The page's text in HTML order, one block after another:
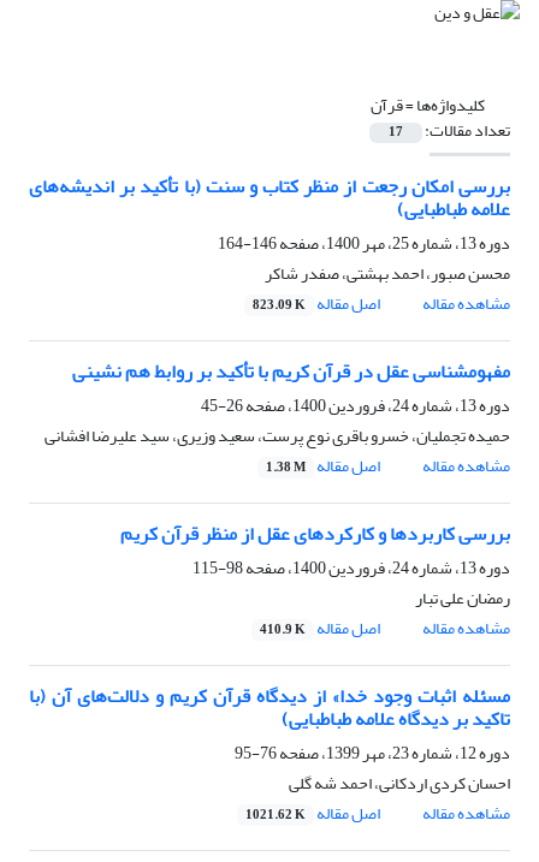
کلیدواژه‌ها =قرآن
تعداد مقالات: 17
بررسی امکان رجعت از منظر کتاب و سنت (با تأکید بر اندیشه‌های
علامه طباطبایی)
دوره 13، شماره 25، مهر 1400، صفحه
146-164
محسن صبور، احمد بهشتی، صفدر شاکر
مشاهده مقاله
اصل مقاله 823.09 K
مفهوم­شناسی عقل در قرآن کریم با تأکید بر روابط هم نشینی
دوره 13، شماره 24، فروردین 1400، صفحه
26-45
حمیده تجملیان، خسرو باقری نوع پرست، سعید وزیری، سید علیرضا افشانی
مشاهده مقاله
اصل مقاله 1.38 M
بررسی کاربردها و کارکردهای عقل از منظر قرآن کریم
دوره 13، شماره 24، فروردین 1400، صفحه
98-115
رمضان علی تبار
مشاهده مقاله
اصل مقاله 410.9 K
مسئله اثبات وجود خدا» از دیدگاه قرآن کریم و دلالت‌های آن (با
تاکید بر دیدگاه علامه طباطبایی)
دوره 12، شماره 23، مهر 1399، صفحه
76-95
احسان کردی اردکانی، احمد شه گلی
مشاهده مقاله
اصل مقاله 1021.62 K